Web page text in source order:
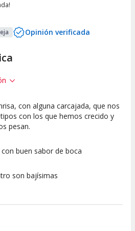
Opinión verificada
en
10
Interpretación
con alguna carcajada, que nos
con los que hemos crecido y
pesan.
buen sabor de boca
son bajísimas